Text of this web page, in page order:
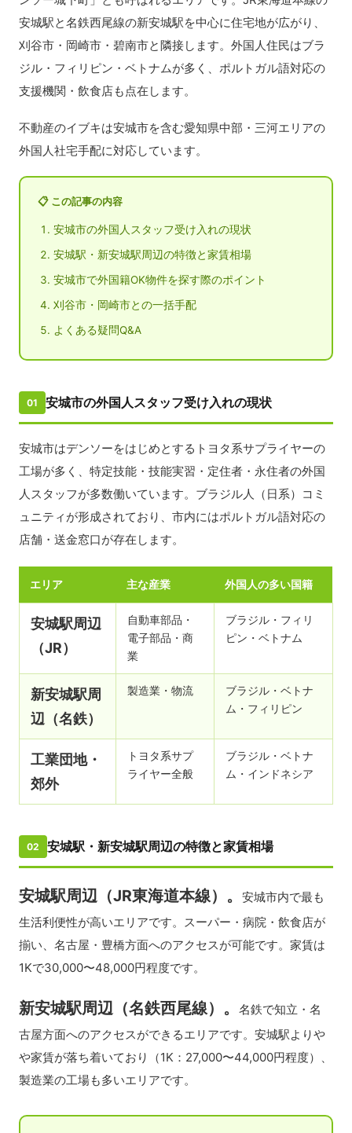
安城駅と名鉄西尾線の新安城駅を中心に住宅地が広がり、
刈谷市・岡崎市・碧南市と隣接します。外国人住民はブラ
ジル・フィリピン・ベトナムが多く、ポルトガル語対応の
支援機関・飲食店も点在します。
不動産のイブキは安城市を含む愛知県中部・三河エリアの
外国人社宅手配に対応しています。
📋 この記事の内容
安城市の外国人スタッフ受け入れの現状
安城駅・新安城駅周辺の特徴と家賃相場
安城市で外国籍OK物件を探す際のポイント
刈谷市・岡崎市との一括手配
よくある疑問Q&A
01 安城市の外国人スタッフ受け入れの現状
安城市はデンソーをはじめとするトヨタ系サプライヤーの
工場が多く、特定技能・技能実習・定住者・永住者の外国
人スタッフが多数働いています。ブラジル人（日系）コミ
ュニティが形成されており、市内にはポルトガル語対応の
店舗・送金窓口が存在します。
エリア 主な産業 外国人の多い国籍
安城駅周辺
（JR）
自動車部品・
電子部品・商
業
ブラジル・フィリ
ピン・ベトナム
新安城駅周
辺（名鉄）
製造業・物流
ブラジル・ベトナ
ム・フィリピン
工業団地・
郊外
トヨタ系サプ
ライヤー全般
ブラジル・ベトナ
ム・インドネシア
02 安城駅・新安城駅周辺の特徴と家賃相場
安城駅周辺（JR東海道本線）。安城市内で最も
生活利便性が高いエリアです。スーパー・病院・飲食店が
揃い、名古屋・豊橋方面へのアクセスが可能です。家賃は
1Kで30,000〜48,000円程度です。
新安城駅周辺（名鉄西尾線）。名鉄で知立・名
古屋方面へのアクセスができるエリアです。安城駅よりや
や家賃が落ち着いており（1K：27,000〜44,000円程度）、
製造業の工場も多いエリアです。